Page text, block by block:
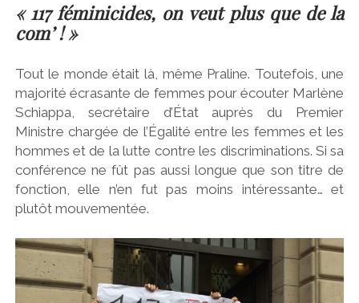
« 117 féminicides, on veut plus que de la
com’ ! »
Tout le monde était là, même Praline. Toutefois, une
majorité écrasante de femmes pour écouter Marlène
Schiappa, secrétaire d’État auprès du Premier
Ministre chargée de l’Égalité entre les femmes et les
hommes et de la lutte contre les discriminations. Si sa
conférence ne fût pas aussi longue que son titre de
fonction, elle n’en fut pas moins intéressante… et
plutôt mouvementée.